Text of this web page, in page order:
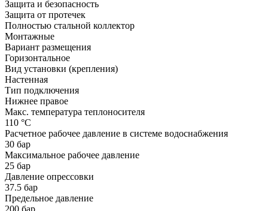
Защита и безопасность
Защита от протечек
Полностью стальной коллектор
Монтажные
Вариант размещения
Горизонтальное
Вид установки (крепления)
Настенная
Тип подключения
Нижнее правое
Макс. температура теплоносителя
110 °С
Расчетное рабочее давление в системе водоснабжения
30 бар
Максимальное рабочее давление
25 бар
Давление опрессовки
37.5 бар
Предельное давление
200 бар